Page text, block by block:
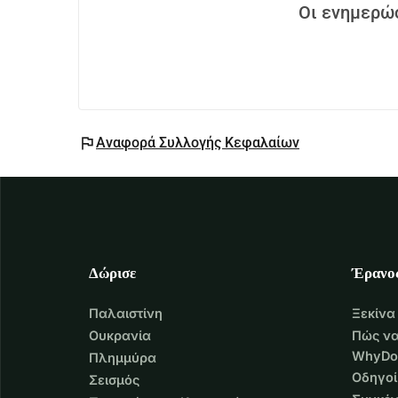
Οι
flagΑναφορά Συλλογής Κεφαλαίων
Δώρισε
Παλαιστίνη
Ουκρανία
Πλημμύρα
Σεισμός
Πώς να